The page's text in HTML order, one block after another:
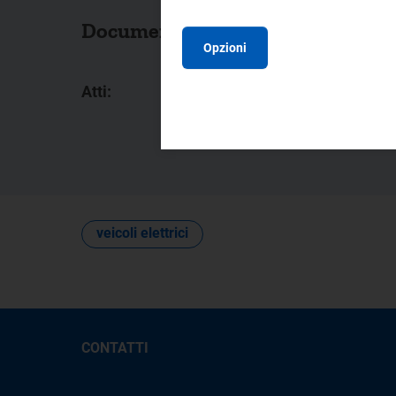
Documenti collegati
Atti:
veicoli elettrici
CONTATTI
Opzioni